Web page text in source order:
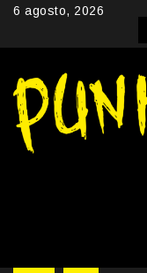
Skip6 agosto, 2026